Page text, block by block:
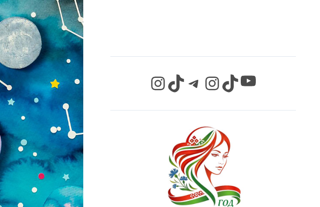
InstagramTikTok Telegram InstagramTikTok YouTube